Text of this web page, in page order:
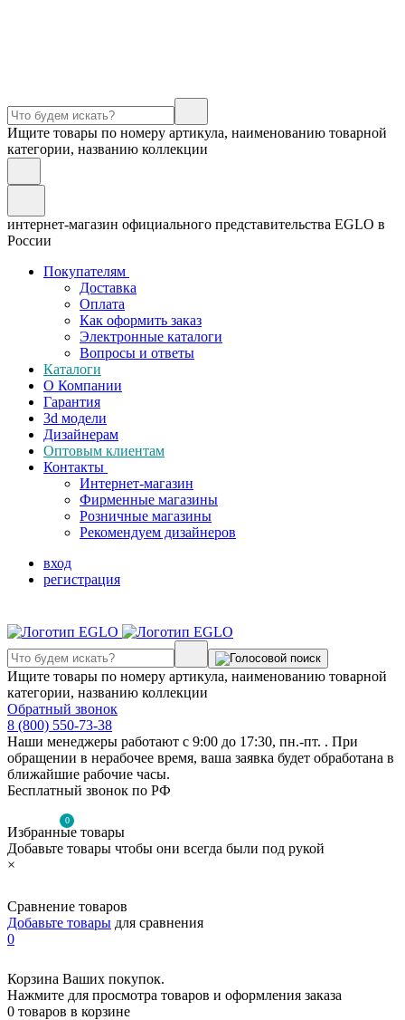
Ищите товары по номеру артикула, наименованию товарной
категории, названию коллекции
интернет-магазин официального представительства EGLO в
России
Покупателям
Доставка
Оплата
Как оформить заказ
Электронные каталоги
Вопросы и ответы
Каталоги
О Компании
Гарантия
3d модели
Дизайнерам
Оптовым клиентам
Контакты
Интернет-магазин
Фирменные магазины
Розничные магазины
Рекомендуем дизайнеров
вход
регистрация
Ищите товары по номеру артикула, наименованию товарной
категории, названию коллекции
Обратный звонок
8 (800) 550-73-38
Наши менеджеры работают с 9:00 до 17:30, пн.-пт. . При
обращении в нерабочее время, ваша заявка будет обработана в
ближайшие рабочие часы.
Бесплатный звонок по РФ
0
Избранные товары
Добавьте товары чтобы они всегда были под рукой
×
Сравнение товаров
Добавьте товары для сравнения
0
Корзина Ваших покупок.
Нажмите для просмотра товаров и оформления заказа
0 товаров в корзине